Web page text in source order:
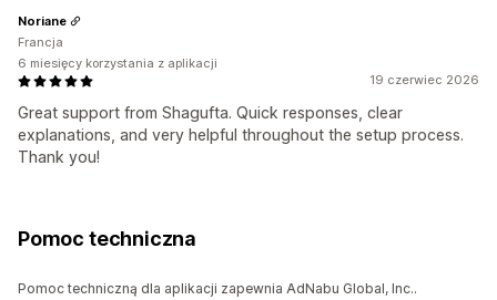
19 czerwiec 2026
Great support from Shagufta. Quick responses, clear
explanations, and very helpful throughout the setup process.
Thank you!
Noriane
Francja
6 miesięcy korzystania z aplikacji
Pomoc techniczna
Pomoc techniczną dla aplikacji zapewnia AdNabu Global, Inc..